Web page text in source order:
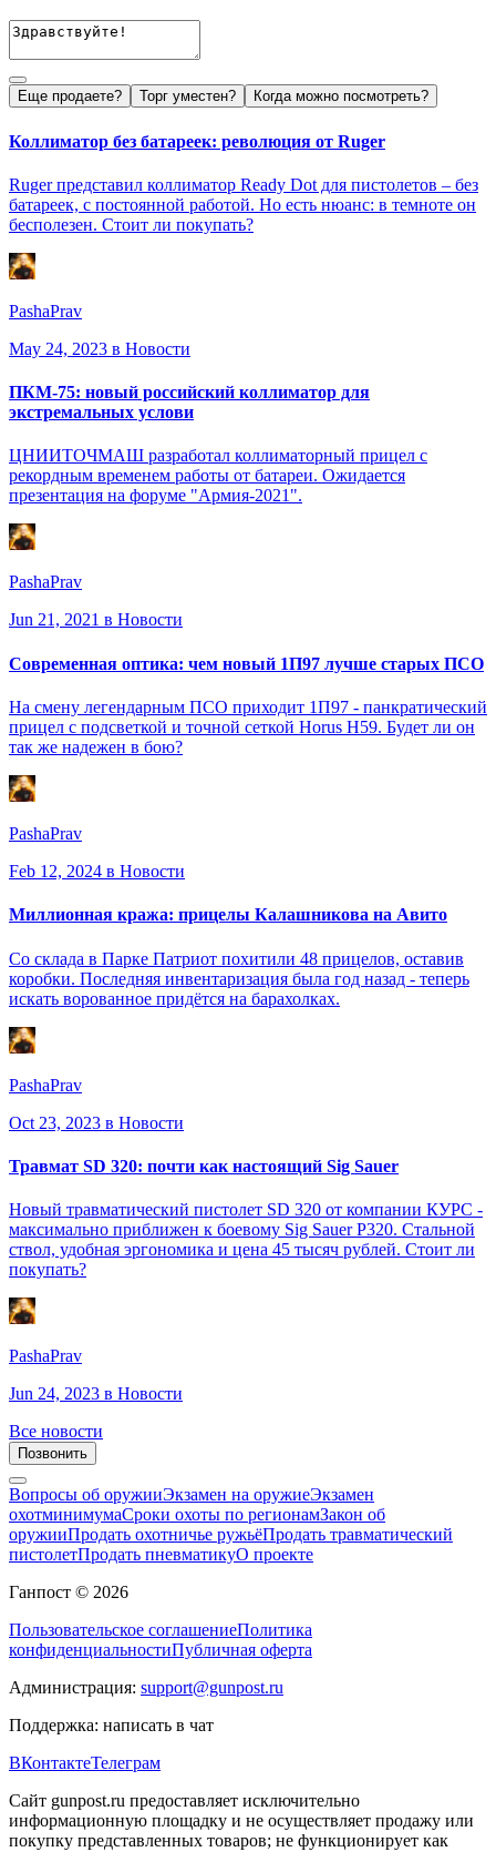
Еще продаете? Торг уместен? Когда можно посмотреть?
Коллиматор без батареек: революция от Ruger
Ruger представил коллиматор Ready Dot для пистолетов – без
батареек, с постоянной работой. Но есть нюанс: в темноте он
бесполезен. Стоит ли покупать?
PashaPrav
May 24, 2023 в Новости
ПКМ-75: новый российский коллиматор для
экстремальных услови
ЦНИИТОЧМАШ разработал коллиматорный прицел с
рекордным временем работы от батареи. Ожидается
презентация на форуме "Армия-2021".
PashaPrav
Jun 21, 2021 в Новости
Современная оптика: чем новый 1П97 лучше старых ПСО
На смену легендарным ПСО приходит 1П97 - панкратический
прицел с подсветкой и точной сеткой Horus H59. Будет ли он
так же надежен в бою?
PashaPrav
Feb 12, 2024 в Новости
Миллионная кража: прицелы Калашникова на Авито
Со склада в Парке Патриот похитили 48 прицелов, оставив
коробки. Последняя инвентаризация была год назад - теперь
искать ворованное придётся на барахолках.
PashaPrav
Oct 23, 2023 в Новости
Травмат SD 320: почти как настоящий Sig Sauer
Новый травматический пистолет SD 320 от компании КУРС -
максимально приближен к боевому Sig Sauer P320. Стальной
ствол, удобная эргономика и цена 45 тысяч рублей. Стоит ли
покупать?
PashaPrav
Jun 24, 2023 в Новости
Все новости
Позвонить
Вопросы об оружииЭкзамен на оружиеЭкзамен
охотминимумаСроки охоты по регионамЗакон об
оружииПродать охотничье ружьёПродать травматический
пистолетПродать пневматикуО проекте
Ганпост © 2026
Пользовательское соглашениеПолитика
конфиденциальностиПубличная оферта
Администрация: support@gunpost.ru
Поддержка: написать в чат
ВКонтактеТелеграм
Сайт gunpost.ru предоставляет исключительно
информационную площадку и не осуществляет продажу или
покупку представленных товаров; не функционирует как